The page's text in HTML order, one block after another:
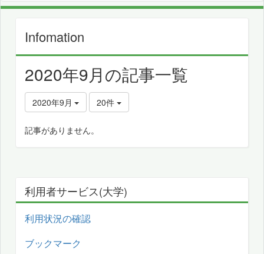
Infomation
2020年9月の記事一覧
2020年9月 20件
記事がありません。
利用者サービス(大学)
利用状況の確認
ブックマーク